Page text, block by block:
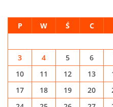
P W Ś C
3
4 5 6
10
11 12 13
17
18 19 20